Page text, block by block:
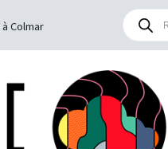
Colmar
Recherche
produits